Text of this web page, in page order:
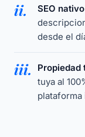
ii. SEO nativo
desde el
iii. Propiedad
tuya al
plataforma